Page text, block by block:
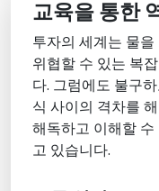
교육을 통한
투자의 세계는 물
위협할 수 있는 복
다. 그럼에도 불구
식 사이의 격차를
해독하고 이해할
고 있습니다.